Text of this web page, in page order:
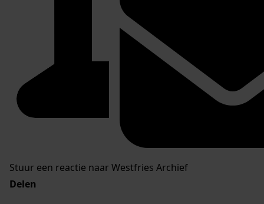
Stuur een reactie naar Westfries Archief
Delen